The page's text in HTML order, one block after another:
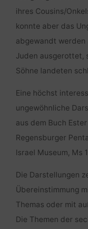
ihres Cousins/
konnte aber das
abgewandt
Juden ausgerottet,
Söhne landeten
Eine höchst
ungewöhnliche
aus dem Buch
Regensburger
Israel Museum, Ms
Die Darstellungen
Übereinstimmung
Themas oder mit
Die Themen der